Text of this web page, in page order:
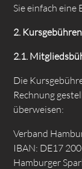
Sie einfach eine
2. Kursgebühren
2.1.
Die
Rechnung
überweisen:
Verband
IBAN: DE17
Hamburger